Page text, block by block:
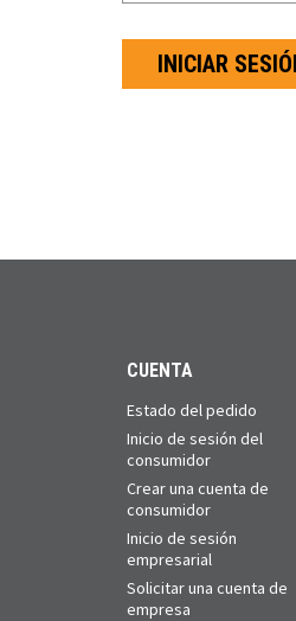
CUENTA
Estado del pedido
Inicio de sesión del
consumidor
Crear una cuenta de
consumidor
Inicio de sesión
empresarial
Solicitar una cuenta de
empresa